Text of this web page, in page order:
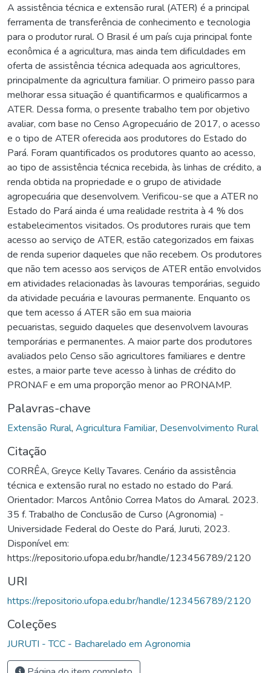
A assistência técnica e extensão rural (ATER) é a principal
ferramenta de transferência de conhecimento e tecnologia
para o produtor rural. O Brasil é um país cuja principal fonte
econômica é a agricultura, mas ainda tem dificuldades em
oferta de assistência técnica adequada aos agricultores,
principalmente da agricultura familiar. O primeiro passo para
melhorar essa situação é quantificarmos e qualificarmos a
ATER. Dessa forma, o presente trabalho tem por objetivo
avaliar, com base no Censo Agropecuário de 2017, o acesso
e o tipo de ATER oferecida aos produtores do Estado do
Pará. Foram quantificados os produtores quanto ao acesso,
ao tipo de assistência técnica recebida, às linhas de crédito, a
renda obtida na propriedade e o grupo de atividade
agropecuária que desenvolvem. Verificou-se que a ATER no
Estado do Pará ainda é uma realidade restrita à 4 % dos
estabelecimentos visitados. Os produtores rurais que tem
acesso ao serviço de ATER, estão categorizados em faixas
de renda superior daqueles que não recebem. Os produtores
que não tem acesso aos serviços de ATER então envolvidos
em atividades relacionadas às lavouras temporárias, seguido
da atividade pecuária e lavouras permanente. Enquanto os
que tem acesso á ATER são em sua maioria
pecuaristas, seguido daqueles que desenvolvem lavouras
temporárias e permanentes. A maior parte dos produtores
avaliados pelo Censo são agricultores familiares e dentre
estes, a maior parte teve acesso à linhas de crédito do
PRONAF e em uma proporção menor ao PRONAMP.
Palavras-chave
Extensão Rural, Agricultura Familiar, Desenvolvimento Rural
Citação
CORRÊA, Greyce Kelly Tavares. Cenário da assistência
técnica e extensão rural no estado no estado do Pará.
Orientador: Marcos Antônio Correa Matos do Amaral. 2023.
35 f. Trabalho de Conclusão de Curso (Agronomia) -
Universidade Federal do Oeste do Pará, Juruti, 2023.
Disponível em:
https://repositorio.ufopa.edu.br/handle/123456789/2120
URI
https://repositorio.ufopa.edu.br/handle/123456789/2120
Coleções
JURUTI - TCC - Bacharelado em Agronomia